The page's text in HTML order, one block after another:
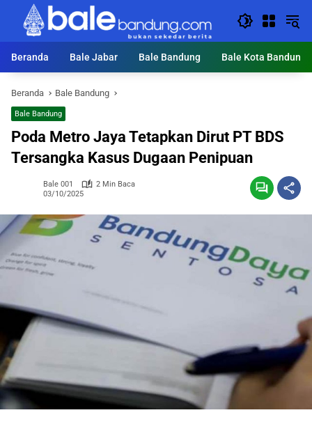
Langsung
konten
Beranda
Bale Jabar Bale Bandung Bale Kota Bandung
Beranda Bale Bandung
Bale Bandung
Poda Metro Jaya Tetapkan Dirut PT BDS
Tersangka Kasus Dugaan Penipuan
Bale 001
2 Min Baca
03/10/2025